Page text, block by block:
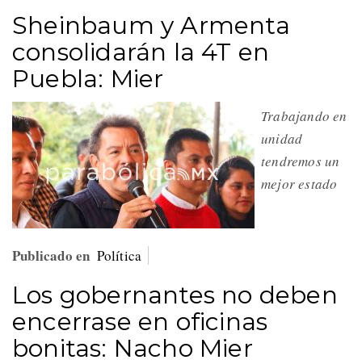
Sheinbaum y Armenta
consolidarán la 4T en
Puebla: Mier
Trabajando en
unidad
tendremos un
mejor estado
Publicado en Política
Los gobernantes no deben
encerrase en oficinas
bonitas: Nacho Mier